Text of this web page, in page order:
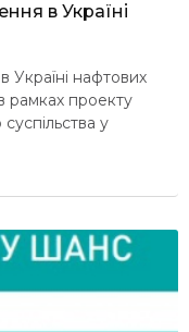
в Україні
Україні нафтових
рамках проекту
у
реформ в
що здійснюється ГО
мережа
[…]